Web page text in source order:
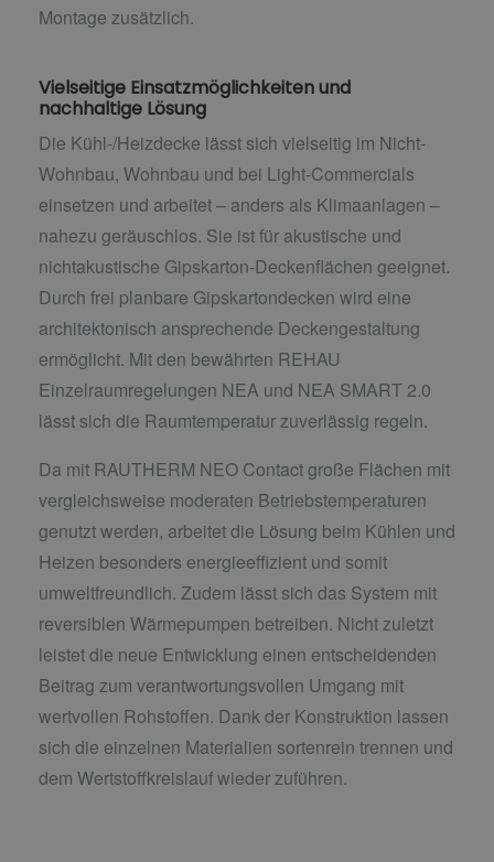
Montage zusätzlich.
Vielseitige Einsatzmöglichkeiten und
nachhaltige Lösung
Die Kühl-/Heizdecke lässt sich vielseitig im Nicht-
Wohnbau, Wohnbau und bei Light-Commercials
einsetzen und arbeitet – anders als Klimaanlagen –
nahezu geräuschlos. Sie ist für akustische und
nichtakustische Gipskarton-Deckenflächen geeignet.
Durch frei planbare Gipskartondecken wird eine
architektonisch ansprechende Deckengestaltung
ermöglicht. Mit den bewährten REHAU
Einzelraumregelungen NEA und NEA SMART 2.0
lässt sich die Raumtemperatur zuverlässig regeln.
Da mit RAUTHERM NEO Contact große Flächen mit
vergleichsweise moderaten Betriebstemperaturen
genutzt werden, arbeitet die Lösung beim Kühlen und
Heizen besonders energieeffizient und somit
umweltfreundlich. Zudem lässt sich das System mit
reversiblen Wärmepumpen betreiben. Nicht zuletzt
leistet die neue Entwicklung einen entscheidenden
Beitrag zum verantwortungsvollen Umgang mit
wertvollen Rohstoffen. Dank der Konstruktion lassen
sich die einzelnen Materialien sortenrein trennen und
dem Wertstoffkreislauf wieder zuführen.